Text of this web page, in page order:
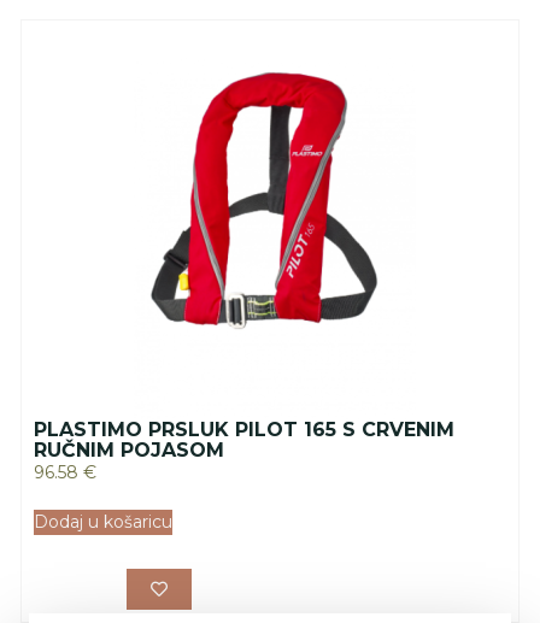
PLASTIMO PRSLUK PILOT 165 S CRVENIM
RUČNIM POJASOM
96.58 €
Dodaj u košaricu